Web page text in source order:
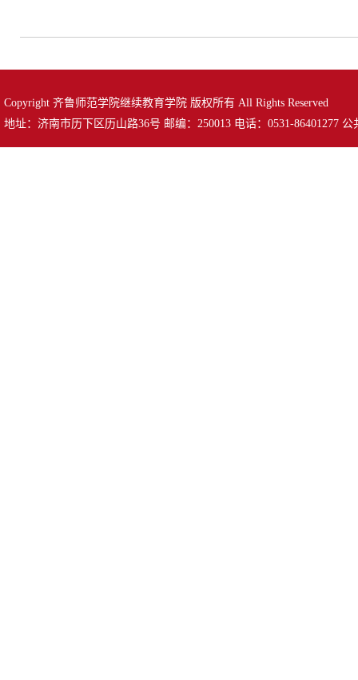
Copyright 齐鲁师范学院继续教育学院 版权所有 All Rights Reserved
地址：济南市历下区历山路36号 邮编：250013 电话：0531-86401277